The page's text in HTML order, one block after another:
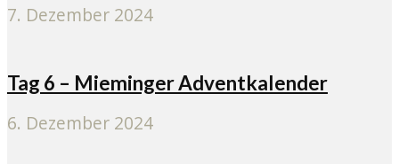
7. Dezember 2024
Tag 6 – Mieminger Adventkalender
6. Dezember 2024